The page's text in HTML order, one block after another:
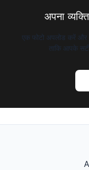
अपना
एक फोटो अपलोड करें और
ताकि आपके